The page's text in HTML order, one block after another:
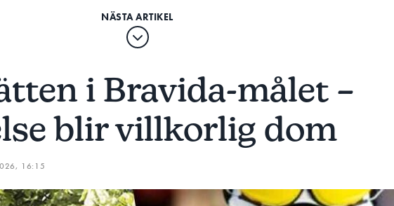
i Bravida-målet –
blir villkorlig dom
16:15